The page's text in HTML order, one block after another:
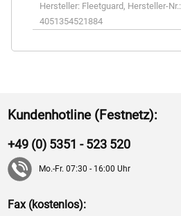
Hersteller: Fleetguard , Hersteller-Nr.:
4051354521884
Kundenhotline (Festnetz):
+49 (0) 5351 - 523 520
Mo.-Fr. 07:30 - 16:00 Uhr
Fax (kostenlos):